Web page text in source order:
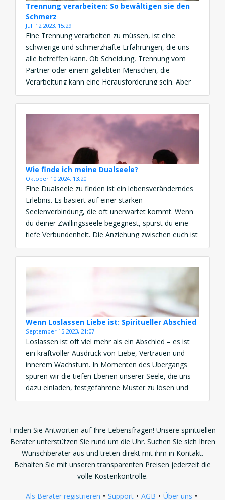
Trennung verarbeiten: So bewältigen sie den
Schmerz
Juli 12 2023, 15:29
Eine Trennung verarbeiten zu müssen, ist eine
schwierige und schmerzhafte Erfahrungen, die uns
alle betreffen kann. Ob Scheidung, Trennung vom
Partner oder einem geliebten Menschen, die
Verarbeitung kann eine Herausforderung sein. Aber
es ist möglich, den Schmerz zu bewältigen und
wieder Hoffnung und Freude zu finden. Hier sind
einige Tipps, wie Sie Ihre Trennung verarbeiten […]
Wie finde ich meine Dualseele?
Oktober 10 2024, 13:20
Eine Dualseele zu finden ist ein lebensveränderndes
Erlebnis. Es basiert auf einer starken
Seelenverbindung, die oft unerwartet kommt. Wenn
du deiner Zwillingsseele begegnest, spürst du eine
tiefe Verbundenheit. Die Anziehung zwischen euch ist
magisch. Ihr erkennt euch sofort als Seelenpartner.
Diese Begegnung kann dein Leben für immer
verändern. Du musst deine Dualseele nicht aktiv
Wenn Loslassen Liebe ist: Spiritueller Abschied
September 15 2023, 21:07
Loslassen ist oft viel mehr als ein Abschied – es ist
ein kraftvoller Ausdruck von Liebe, Vertrauen und
innerem Wachstum. In Momenten des Übergangs
spüren wir die tiefen Ebenen unserer Seele, die uns
dazu einladen, festgefahrene Muster zu lösen und
uns ganz neu zu verbinden – mit uns selbst und dem
Finden Sie Antworten auf Ihre Lebensfragen! Unsere spirituellen
Berater unterstützen Sie rund um die Uhr. Suchen Sie sich Ihren
Wunschberater aus und treten direkt mit ihm in Kontakt.
Behalten Sie mit unseren transparenten Preisen jederzeit die
volle Kostenkontrolle.
Als Berater registrieren • Support • AGB • Über uns •